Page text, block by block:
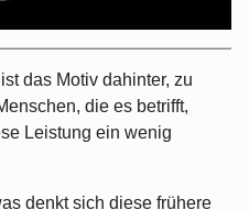
ist das Motiv dahinter, zu
die es betrifft,
Leistung ein wenig
denkt sich diese frühere